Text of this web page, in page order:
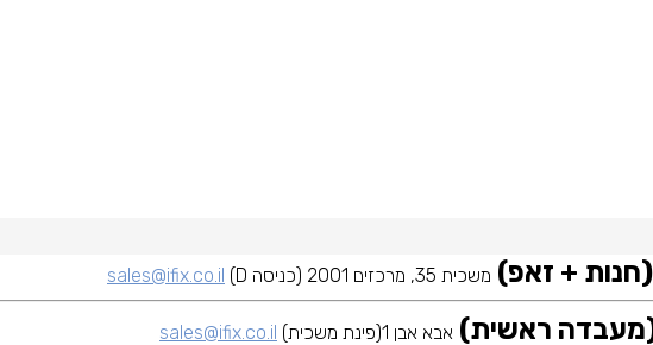
משכית 35, מרכזים 2001 (כניסה D) sales@ifix.co.il
אבא אבן 1(פינת משכית) sales@ifix.co.il